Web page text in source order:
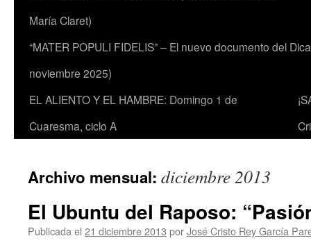
María Claret)
“MATER POPULI FIDELIS” – El nuevo documento del
noviembre 2025)
EL ALIENTO Y EL HAMBRE: Domingo 1 de
Cuaresma, ciclo A
Archivo mensual: diciembre 2013
El Ubuntu del Raposo:
Publicada el 21 diciembre 2013 porJosé Cristo Rey García